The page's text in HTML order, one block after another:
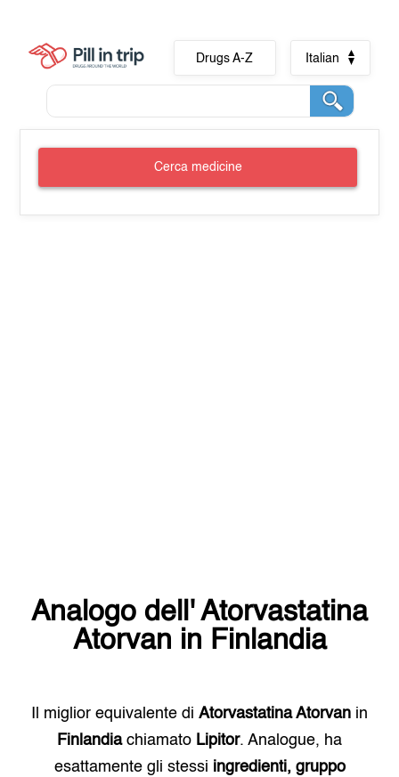
Drugs A-Z Italian
Cerca medicine
Analogo dell'Atorvastatina
Atorvan in Finlandia
Il miglior equivalente di Atorvastatina Atorvan in
Finlandiachiamato Lipitor. Analogue, ha
esattamente gli stessi ingredienti, gruppo